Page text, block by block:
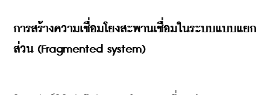
การสร้างความเชื่อมโยงสะพานเชื่อมในระบบแบบแยก
ส่วน (Fragmented system)